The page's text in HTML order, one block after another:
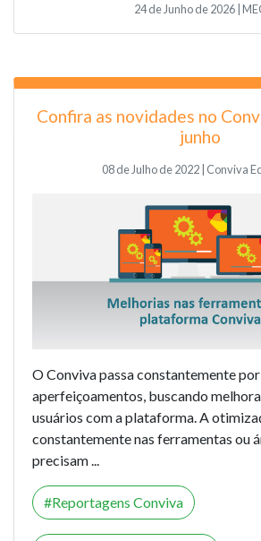
24 de Junho de 2026 |
Confira as novidades no
junho
08 de Julho de 2022 | Conviva
O Conviva passa constantemente
aperfeiçoamentos, buscando
usuários com a plataforma. A
constantemente nas ferramentas ou
precisam ...
Reportagens Conviva